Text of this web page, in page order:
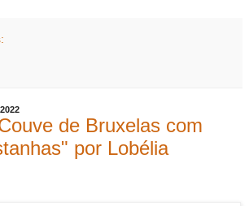
de Bruxelas com
por Lobélia